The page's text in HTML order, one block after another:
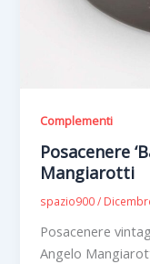
Complementi
Posacenere
Mangiarotti
spazio900/
Posacenere
Angelo